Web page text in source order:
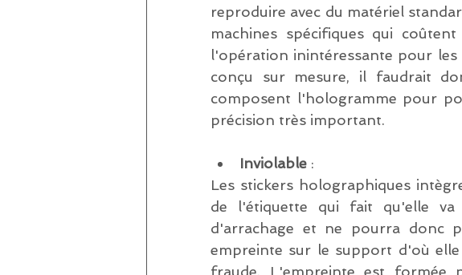
reproduire avec du matériel
machines spécifiques qui
l'opération inintéressante pour les
conçu sur mesure, il faudrait
composent l'hologramme pour
précision très important.
Inviolable :
Les stickers holographiques
de l'étiquette qui fait qu'elle
d'arrachage et ne pourra donc
empreinte sur le support d'où
fraude. L'empreinte est